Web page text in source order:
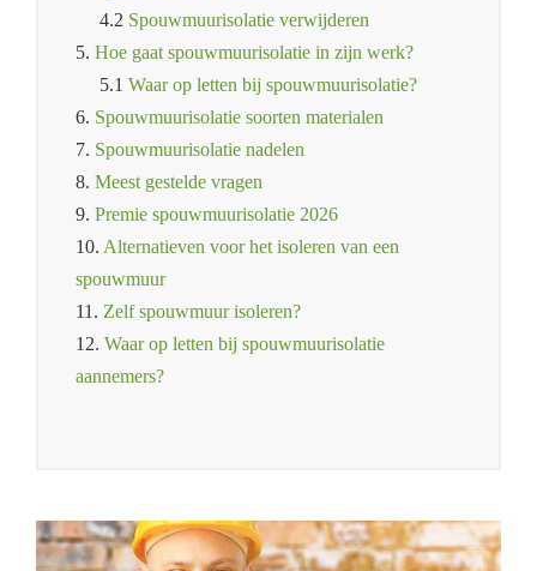
4.2 Spouwmuurisolatie verwijderen
5. Hoe gaat spouwmuurisolatie in zijn werk?
5.1 Waar op letten bij spouwmuurisolatie?
6. Spouwmuurisolatie soorten materialen
7. Spouwmuurisolatie nadelen
8. Meest gestelde vragen
9. Premie spouwmuurisolatie 2026
10. Alternatieven voor het isoleren van een
spouwmuur
11. Zelf spouwmuur isoleren?
12. Waar op letten bij spouwmuurisolatie
aannemers?